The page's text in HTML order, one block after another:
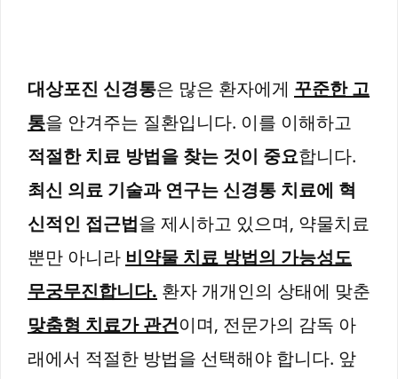
대상포진 신경통은 많은 환자에게 꾸준한 고
통을 안겨주는 질환입니다. 이를 이해하고
적절한 치료 방법을 찾는 것이 중요합니다.
최신 의료 기술과 연구는 신경통 치료에 혁
신적인 접근법을 제시하고 있으며, 약물치료
뿐만 아니라 비약물 치료 방법의 가능성도
무궁무진합니다. 환자 개개인의 상태에 맞춘
맞춤형 치료가 관건이며, 전문가의 감독 아
래에서 적절한 방법을 선택해야 합니다. 앞